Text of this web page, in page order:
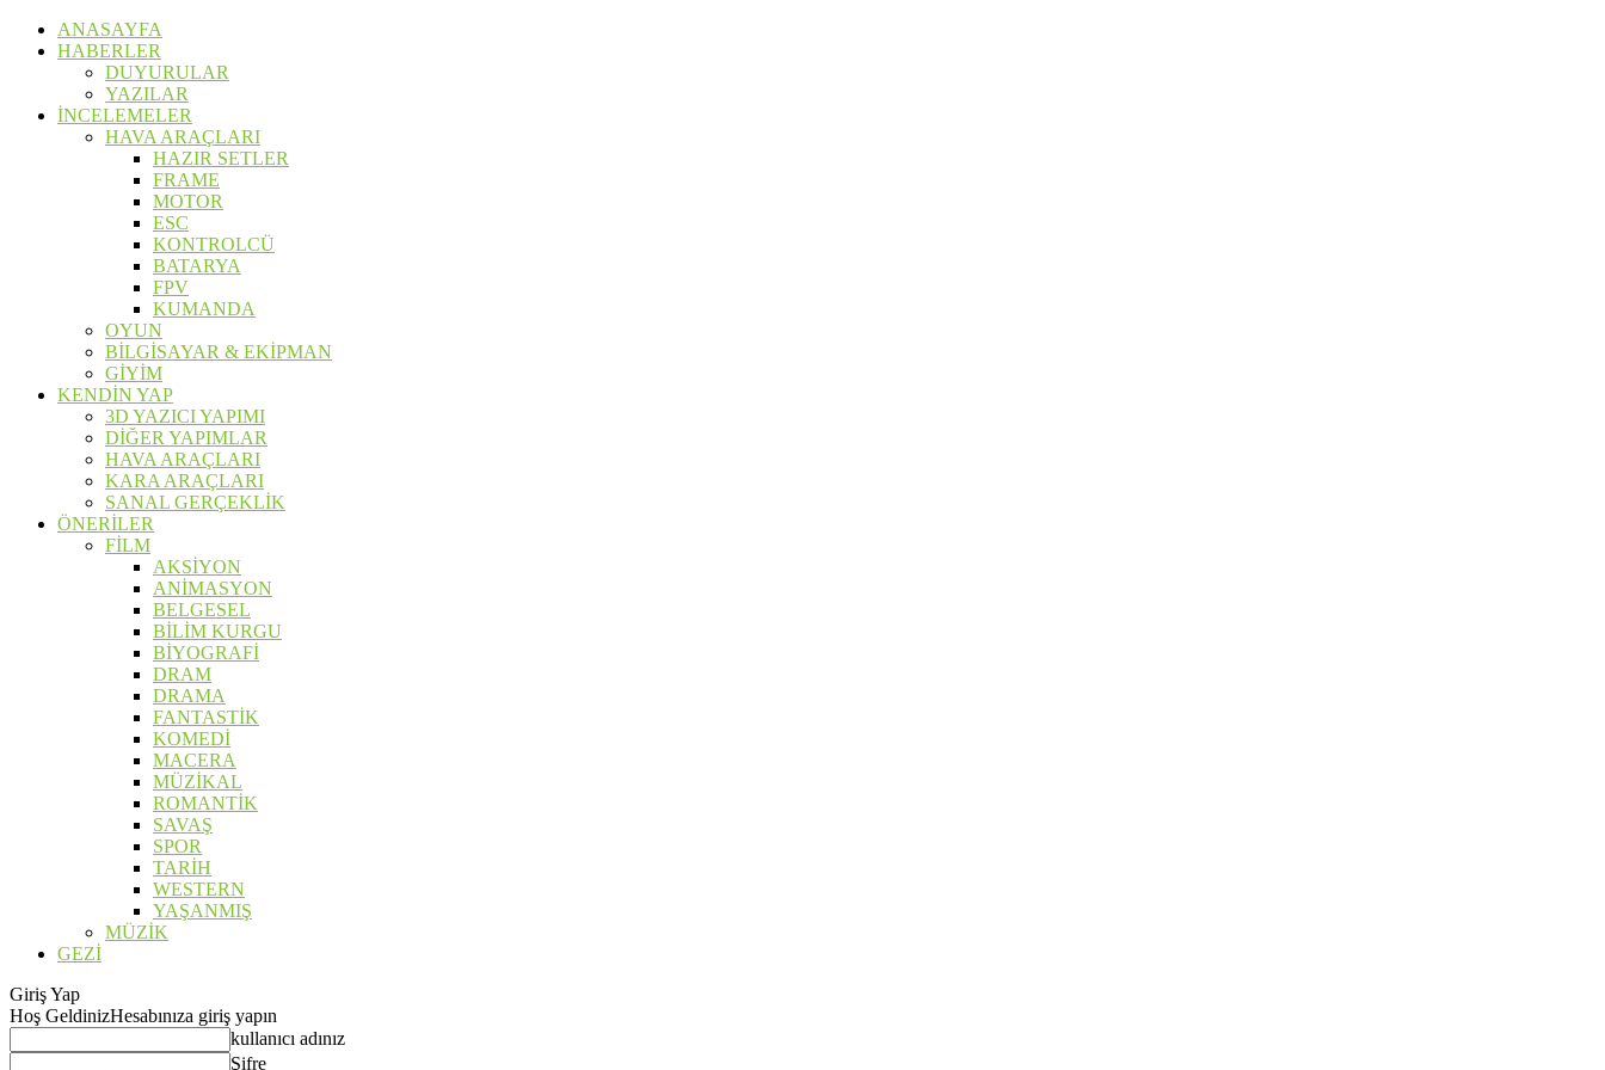
ANASAYFA
HABERLER
DUYURULAR
YAZILAR
İNCELEMELER
HAVA ARAÇLARI
HAZIR SETLER
FRAME
MOTOR
ESC
KONTROLCÜ
BATARYA
FPV
KUMANDA
OYUN
BİLGİSAYAR & EKİPMAN
GİYİM
KENDİN YAP
3D YAZICI YAPIMI
DİĞER YAPIMLAR
HAVA ARAÇLARI
KARA ARAÇLARI
SANAL GERÇEKLİK
ÖNERİLER
FİLM
AKSİYON
ANİMASYON
BELGESEL
BİLİM KURGU
BİYOGRAFİ
DRAM
DRAMA
FANTASTİK
KOMEDİ
MACERA
MÜZİKAL
ROMANTİK
SAVAŞ
SPOR
TARİH
WESTERN
YAŞANMIŞ
MÜZİK
GEZİ
Giriş Yap
Hoş GeldinizHesabınıza giriş yapın
kullanıcı adınız
Şifre